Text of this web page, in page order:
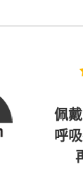
佩
呼